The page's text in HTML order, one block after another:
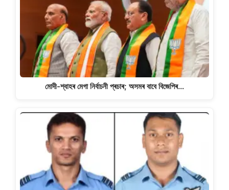
মোদী-শ্বাহৰ মেগা নিৰ্বাচনী প্ৰচাৰ; অসমৰ বাবে বিজেপিৰ…